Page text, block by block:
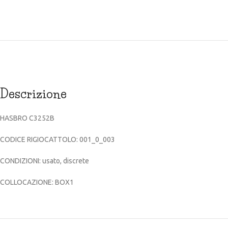
Descrizione
HASBRO C3252B
CODICE RIGIOCATTOLO: 001_0_003
CONDIZIONI: usato, discrete
COLLOCAZIONE: BOX1